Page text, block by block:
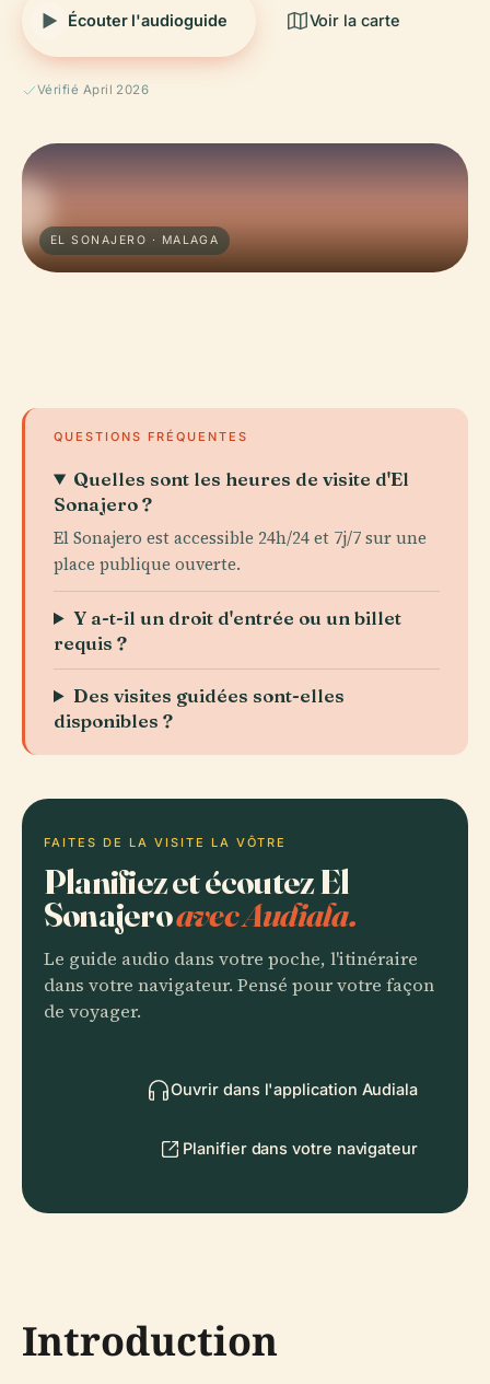
Écouter l'audioguide Voir la carte
Vérifié April 2026
EL SONAJERO · MALAGA
QUESTIONS FRÉQUENTES
Quelles sont les heures de visite d'El
Sonajero ?
El Sonajero est accessible 24h/24 et 7j/7 sur une
place publique ouverte.
Y a-t-il un droit d'entrée ou un billet
requis ?
Des visites guidées sont-elles
disponibles ?
FAITES DE LA VISITE LA VÔTRE
Planifiez et écoutez El
Sonajeroavec Audiala.
Le guide audio dans votre poche, l'itinéraire
dans votre navigateur. Pensé pour votre façon
de voyager.
Ouvrir dans l'application Audiala
Planifier dans votre navigateur
Introduction